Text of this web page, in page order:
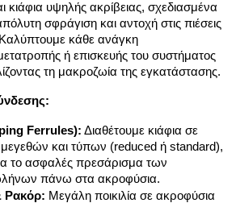
κιάφια υψηλής ακρίβειας, σχεδιασμένα
σφράγιση και αντοχή στις πιέσεις
κάθε ανάγκη
ή επισκευής του συστήματος
τη μακροζωία της εγκατάστασης.
Ferrules): Διαθέτουμε κιάφια σε
και τύπων (reduced ή standard),
το ασφαλές πρεσάρισμα των
πάνω στα ακροφύσια.
Ρακόρ: Μεγάλη ποικιλία σε ακροφύσια